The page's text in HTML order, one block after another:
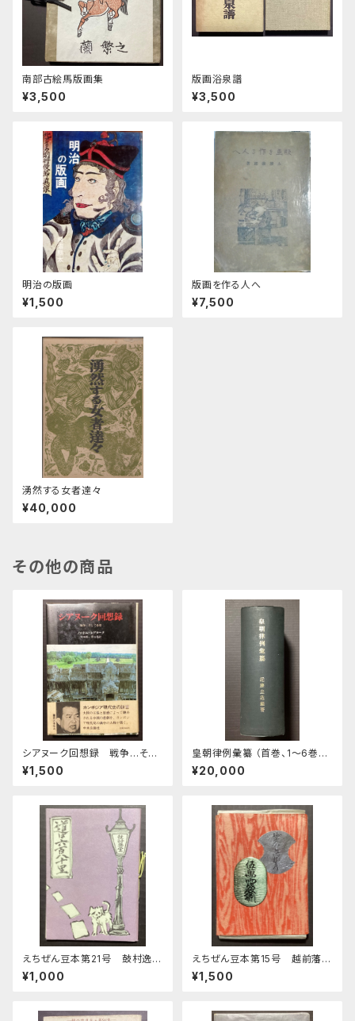
南部古絵馬版画集
¥3,500
版画浴泉譜
¥3,500
明治の版画
¥1,500
版画を作る人へ
¥7,500
湧然する女者達々
¥40,000
その他の商品
シアヌーク回想録 戦争…そし
て希望
¥1,500
皇朝律例彙纂 （首巻、1～6巻計
7冊合本）
¥20,000
えちぜん豆本第21号 鼓村逸話
集 道は六百八十里
¥1,000
えちぜん豆本第15号 越前藩札
考 乾• 坤
¥1,500